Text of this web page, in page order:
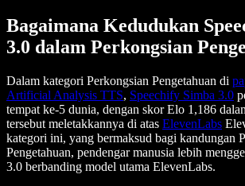
Bagaimana Kedudukan
3.0 dalam Perkongsian
Dalam kategori Perkongsian Pengetahuan di
Artificial Analysis TTS, Speechify Simba 3.0
tempat ke-5 dunia, dengan skor Elo 1,186
tersebut meletakkannya di atas ElevenLabs
kategori ini, yang bermaksud bagi kandungan
Pengetahuan, pendengar manusia lebih
3.0 berbanding model utama ElevenLabs.